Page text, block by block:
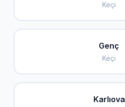
Keçi
Genç
Keçi
Karlıova